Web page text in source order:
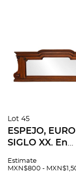
Lot 45
ESPEJO,
SIGLO XX. En
irregular
Estimate
MXN$800 -